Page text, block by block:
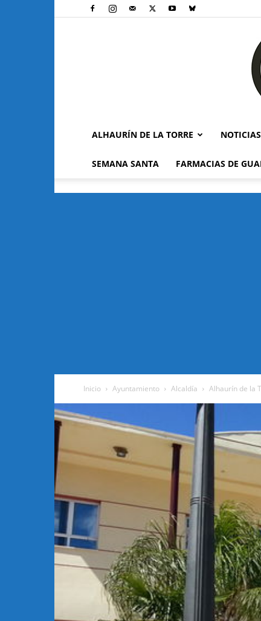
ALHAURÍN DE LA TORRE NOTICIAS
SEMANA SANTA FARMACIAS DE
Inicio Ayuntamiento Alcaldía Alhaurín de la